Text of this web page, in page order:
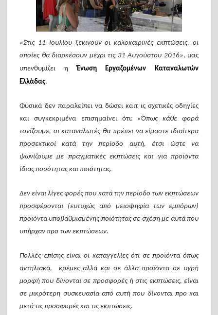
«Στις 11 Ιουλίου ξεκινούν οι καλοκαιρινές εκπτώσεις, οι
οποίες θα διαρκέσουν μέχρι τις 31 Αυγούστου 2016», μας
υπενθυμίζει η
Ένωση Εργαζομένων Καταναλωτών
Ελλάδας.
Φυσικά δεν παραλείπει να δώσει καιτ ις σχετικές οδηγίες
και συγκεκριμένα επισημαίνει ότι:
«Όπως κάθε φορά
τονίζουμε, οι καταναλωτές θα πρέπει να είμαστε ιδιαίτερα
προσεκτικοί κατά την περίοδο αυτή, έτσι ώστε να
ψωνίζουμε με πραγματικές εκπτώσεις και για προϊόντα
ίδιας ποσότητας και ποιότητας.
Δεν είναι λίγες φορές που κατά την περίοδο των εκπτώσεων
προσφέρονται (ευτυχώς από μειοψηφία των εμπόρων)
προϊόντα υποβαθμισμένης ποιότητας σε σχέση με αυτά που
υπήρχαν προ των εκπτώσεων.
Πολλές επίσης είναι οι καταγγελίες ότι σε προϊόντα όπως
αντηλιακά, κρέμες αλλά και σε άλλα προϊόντα σε υγρή
μορφή που δίνονται σε προσφορές ή στις εκπτώσεις, είναι
σε μικρότερη συσκευασία από αυτή που δίνονται προ και
μετά τις προσφορές και τις εκπτώσεις.